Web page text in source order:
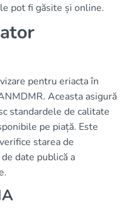
pot fi găsite și online.
pentru eriacta în
Aceasta asigură
standardele de calitate
pe piață. Este
starea de
date publică a